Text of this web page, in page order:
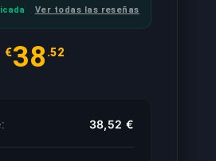
por lo que tus amigos no verán
as kd, agent selection)
Ver todas las reseñas
€38 .52
38,52 €